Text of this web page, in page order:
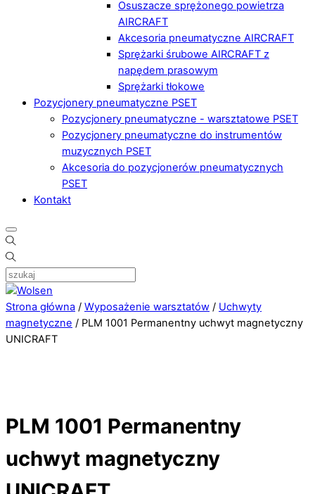
Osuszacze sprężonego powietrza
AIRCRAFT
Akcesoria pneumatyczne AIRCRAFT
Sprężarki śrubowe AIRCRAFT z
napędem prasowym
Sprężarki tłokowe
Pozycjonery pneumatyczne PSET
Pozycjonery pneumatyczne - warsztatowe PSET
Pozycjonery pneumatyczne do instrumentów
muzycznych PSET
Akcesoria do pozycjonerów pneumatycznych
PSET
Kontakt
Strona główna / Wyposażenie warsztatów / Uchwyty
magnetyczne / PLM 1001 Permanentny uchwyt magnetyczny
UNICRAFT
PLM 1001 Permanentny
uchwyt magnetyczny